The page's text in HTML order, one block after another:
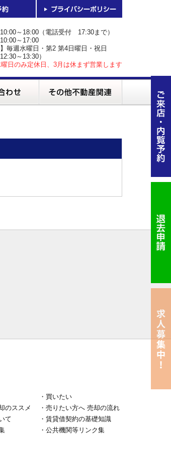
10:00～18:00（電話受付 17:30まで）
10:00～17:00
】毎週水曜日・第2 第4日曜日・祝日
～13:30）
日のみ定休日、3月は休まず営業します
・ 買いたい
のススメ ・ 売りたい方へ 売却の流れ
て ・ 賃貸借契約の基礎知識
・ 公共機関等リンク集